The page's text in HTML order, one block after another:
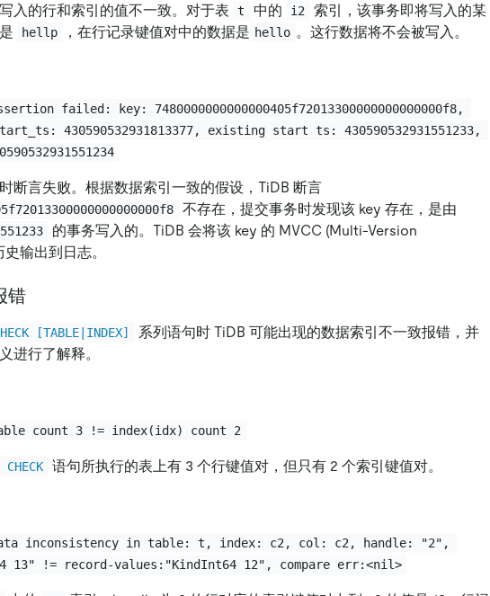
入的行和索引的值不一致。对于表 t 中的 i2
索引，该事务即将写入的某
hellp ，在行记录键值对中的数据是 hello 。这行数据将不会被写入。
failed: key: 7480000000000000405f72013300000000000000f8,
430590532931813377, existing start ts: 430590532931551233,
断言失败。根据数据索引一致的假设，TiDB 断言
不存在，提交事务时发现该 key 存在，是由
的事务写入的。TiDB 会将该 key 的 MVCC (Multi-Version
输出到日志。
错
[TABLE|INDEX]
系列语句时 TiDB 可能出现的数据索引不一致报错，并
进行了解释。
table count 3 != index(idx) count 2
CHECK 语句所执行的表上有 3 个行键值对，但只有 2 个索引键值对。
data inconsistency in table: t, index: c2, col: c2, handle: "2",
13" != record-values:"KindInt64 12", compare err:<nil>